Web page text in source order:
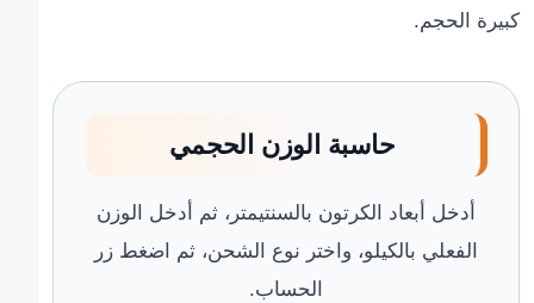
كبيرة الحجم.
حاسبة الوزن الحجمي
أدخل أبعاد الكرتون بالسنتيمتر، ثم أدخل الوزن
الفعلي بالكيلو، واختر نوع الشحن، ثم اضغط زر
الحساب.